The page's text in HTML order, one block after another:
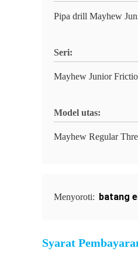
Pipa drill Mayhew
Seri:
Mayhew Junior
Model utas:
Mayhew Regular
Menyoroti: batang
Syarat